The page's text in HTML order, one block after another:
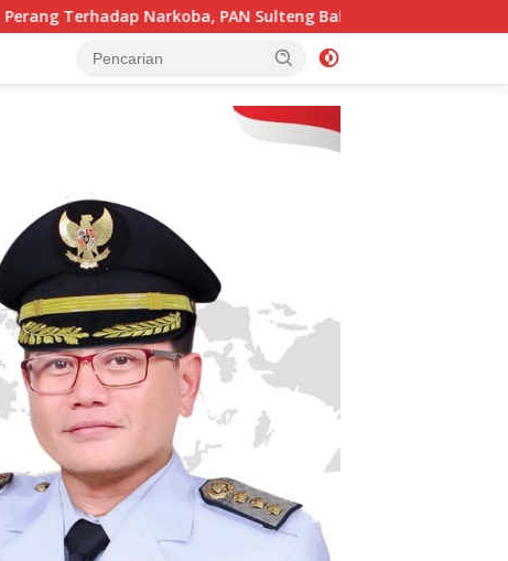
PAN Sulteng Bakal Tes Urine Seluruh Anggota DPRD dan